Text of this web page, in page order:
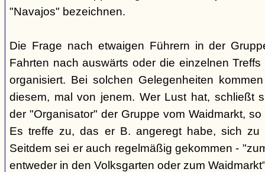
"Navajos" bezeichnen.
Die Frage nach etwaigen Führern in der
Fahrten nach auswärts oder die einzelnen
organisiert. Bei solchen Gelegenheiten
diesem, mal von jenem. Wer Lust hat, schließt
der "Organisator" der Gruppe vom Waidmarkt,
Es treffe zu, das er B. angeregt habe, sich zu
Seitdem sei er auch regelmäßig gekommen -
entweder in den Volksgarten oder zum